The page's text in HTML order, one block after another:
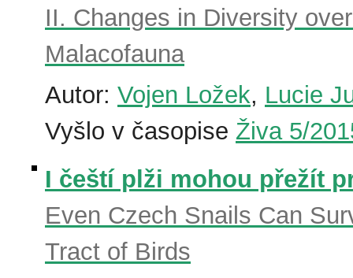
II. Changes in Diversity
Malacofauna
Autor: Vojen Ložek, Lucie
Vyšlo v časopise Živa 5/
I čeští plži mohou přežít
Even Czech Snails Can
Tract of Birds